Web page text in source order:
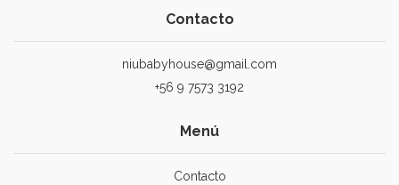
Contacto
niubabyhouse@gmail.com
+56 9 7573 3192
Menú
Contacto